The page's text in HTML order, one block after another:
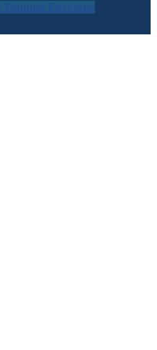
Youtube Envelope